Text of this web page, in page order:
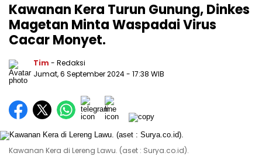
Kawanan Kera Turun Gunung, Dinkes
Magetan Minta Waspadai Virus
Cacar Monyet.
Tim - Redaksi
Jumat, 6 September 2024- 17:38 WIB
Kawanan Kera di Lereng Lawu. (aset : Surya.co.id).